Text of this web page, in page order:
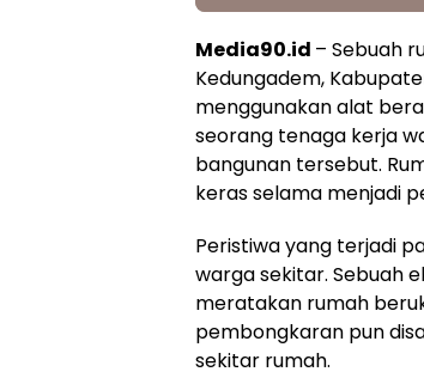
Media90.id – Sebuah
Kedungadem,
menggunakan alat
seorang tenaga kerja
bangunan tersebut.
keras selama menjadi
Peristiwa yang terjadi
warga sekitar. Sebuah
meratakan rumah
pembongkaran pun
sekitar rumah.